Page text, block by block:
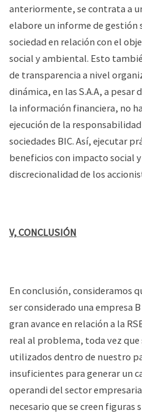
anteriormente, se contrata a
elabore un informe de gestión
sociedad en relación con el
social y ambiental. Esto
de transparencia a nivel
dinámica, en las S.A.A, a pesar
la información financiera, no
ejecución de la
sociedades BIC. Así, ejecutar
beneficios con impacto social
discrecionalidad de los
V, CONCLUSIÓN
En conclusión, consideramos
ser considerado una empresa
gran avance en relación a la
real al problema, toda vez que
utilizados dentro de nuestro
insuficientes para generar un
operandi del sector
necesario que se creen figuras